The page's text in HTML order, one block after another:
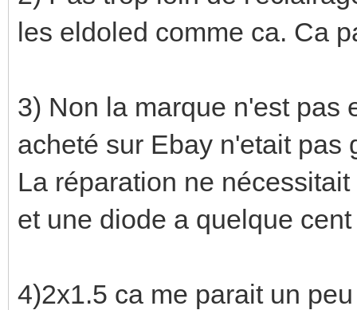
les eldoled comme ca. Ca
3) Non la marque n'est pas
acheté sur Ebay n'etait pas
La réparation ne
et une diode a quelque
4)2x1.5 ca me parait un